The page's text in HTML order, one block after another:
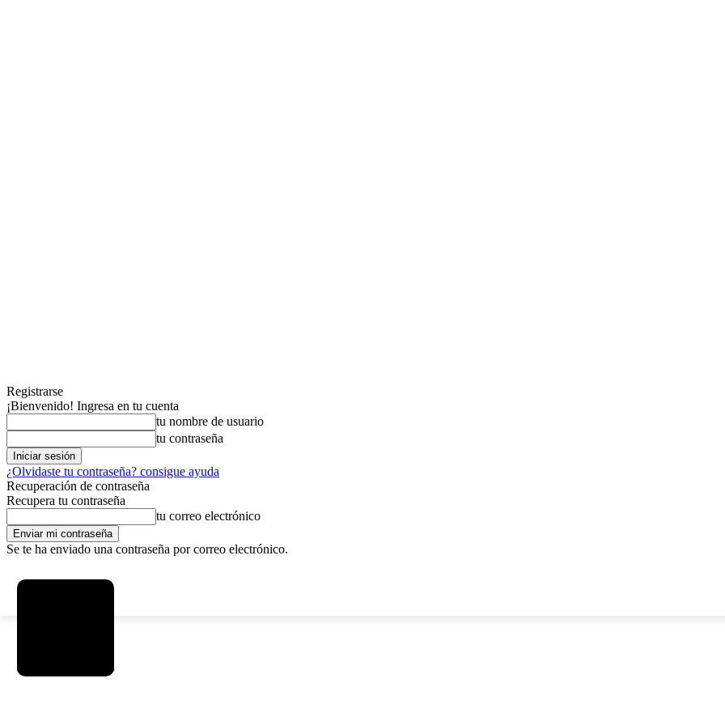
Registrarse
¡Bienvenido! Ingresa en tu cuenta
tu nombre de usuario
tu contraseña
¿Olvidaste tu contraseña? consigue ayuda
Recuperación de contraseña
Recupera tu contraseña
tu correo electrónico
Se te ha enviado una contraseña por correo electrónico.